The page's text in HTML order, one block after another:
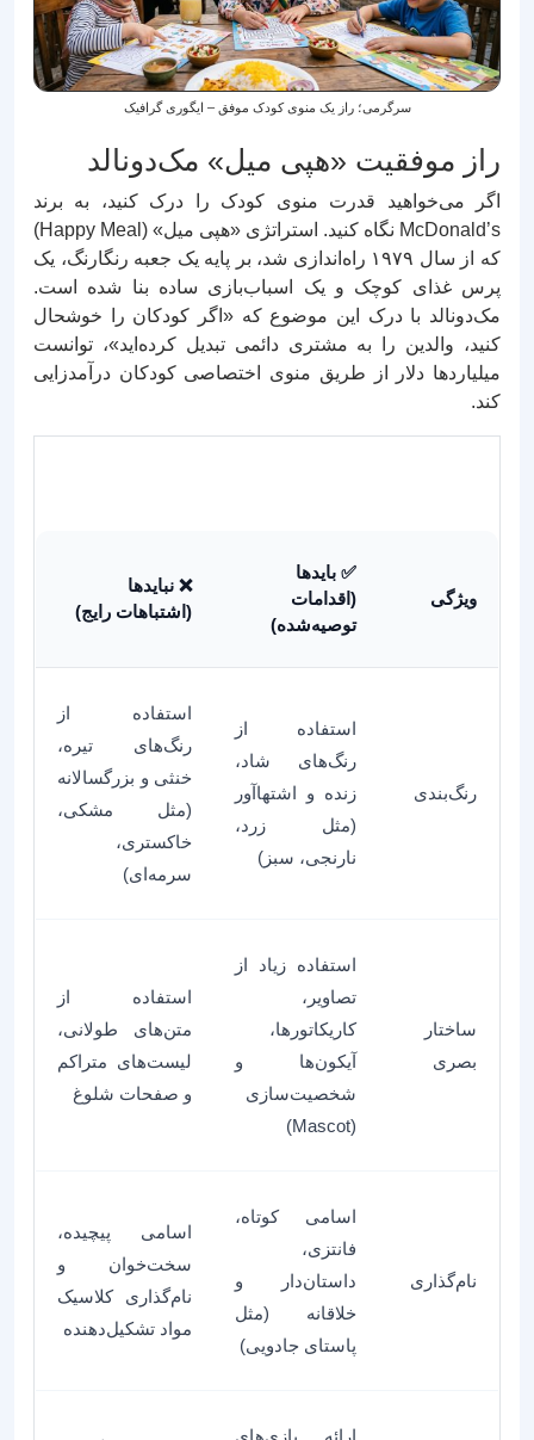
سرگرمی؛ راز یک منوی کودک موفق – ایگوری گرافیک
راز موفقیت «هپی میل» مک‌دونالد
اگر می‌خواهید قدرت منوی کودک را درک کنید، به برند
McDonald’s نگاه کنید. استراتژی «هپی میل» (Happy Meal)
که از سال ۱۹۷۹ راه‌اندازی شد، بر پایه یک جعبه رنگارنگ، یک
پرس غذای کوچک و یک اسباب‌بازی ساده بنا شده است.
مک‌دونالد با درک این موضوع که «اگر کودکان را خوشحال
کنید، والدین را به مشتری دائمی تبدیل کرده‌اید»، توانست
میلیاردها دلار از طریق منوی اختصاصی کودکان درآمدزایی
کند.
ویژگی
✅ بایدها
(اقدامات
توصیه‌شده)
❌ نبایدها
(اشتباهات رایج)
رنگ‌بندی
استفاده از
رنگ‌های شاد،
زنده و اشتهاآور
(مثل زرد،
نارنجی، سبز)
استفاده از
رنگ‌های تیره،
خنثی و بزرگسالانه
(مثل مشکی،
خاکستری،
سرمه‌ای)
ساختار
بصری
استفاده زیاد از
تصاویر،
کاریکاتورها،
آیکون‌ها و
شخصیت‌سازی
(Mascot)
استفاده از
متن‌های طولانی،
لیست‌های متراکم
و صفحات شلوغ
نام‌گذاری
اسامی کوتاه،
فانتزی،
داستان‌دار و
خلاقانه (مثل
پاستای جادویی)
اسامی پیچیده،
سخت‌خوان و
نام‌گذاری کلاسیک
مواد تشکیل‌دهنده